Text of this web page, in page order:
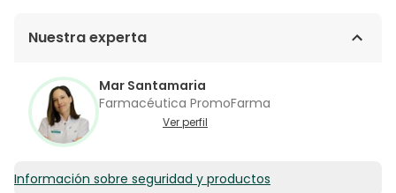
Nuestra experta
Mar Santamaria
Farmacéutica PromoFarma
Ver perfil
Información sobre seguridad y productos